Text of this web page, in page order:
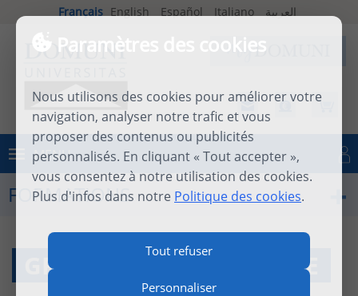
Paramètres des cookies
Nous utilisons des cookies pour améliorer votre
navigation, analyser notre trafic et vous
proposer des contenus ou publicités
personnalisés. En cliquant « Tout accepter »,
vous consentez à notre utilisation des cookies.
Plus d'infos dans notre Politique des cookies.
Tout refuser
Personnaliser
Français English Español Italiano العربية
MENU Se connecter
FORMATIONS
GREC CINQUIÈME ANNÉE